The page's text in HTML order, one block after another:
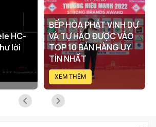
HC-
lời
BẾP HÒA PHÁT VINH DỰ
VÀ TỰ HÀO ĐƯỢC VÀO
TOP 10 BÁN HÀNG UY
TÍN NHẤT
XEM THÊM